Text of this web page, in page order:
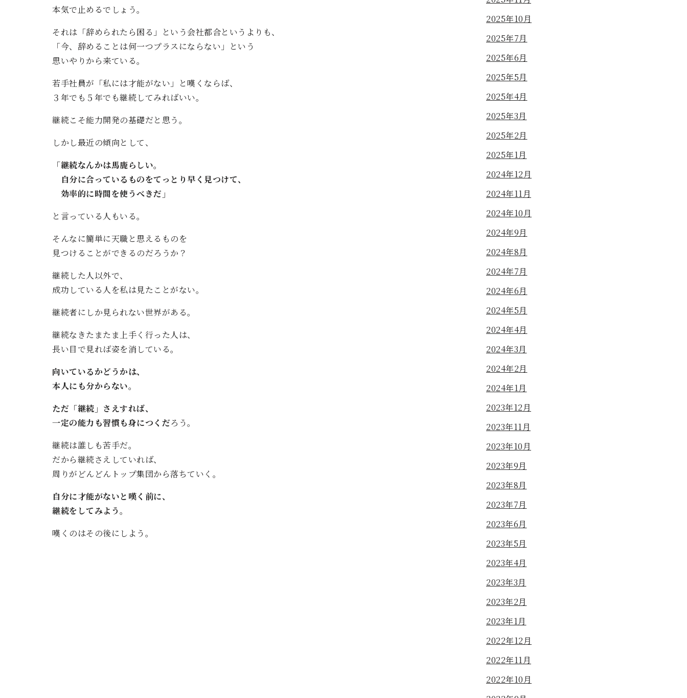
本気で止めるでしょう。
それは「辞められたら困る」という会社都合というよりも、
「今、辞めることは何一つプラスにならない」という
思いやりから来ている。
若手社員が「私には才能がない」と嘆くならば、
３年でも５年でも継続してみればいい。
継続こそ能力開発の基礎だと思う。
しかし最近の傾向として、
「継続なんかは馬鹿らしい。
自分に合っているものをてっとり早く見つけて、
効率的に時間を使うべきだ」
と言っている人もいる。
そんなに簡単に天職と思えるものを
見つけることができるのだろうか？
継続した人以外で、
成功している人を私は見たことがない。
継続者にしか見られない世界がある。
継続なきたまたま上手く行った人は、
長い目で見れば姿を消している。
向いているかどうかは、
本人にも分からない。
ただ「継続」さえすれば、
一定の能力も習慣も身につくだろう。
継続は誰しも苦手だ。
だから継続さえしていれば、
周りがどんどんトップ集団から落ちていく。
自分に才能がないと嘆く前に、
継続をしてみよう。
嘆くのはその後にしよう。
2025年10月
2025年7月
2025年6月
2025年5月
2025年4月
2025年3月
2025年2月
2025年1月
2024年12月
2024年11月
2024年10月
2024年9月
2024年8月
2024年7月
2024年6月
2024年5月
2024年4月
2024年3月
2024年2月
2024年1月
2023年12月
2023年11月
2023年10月
2023年9月
2023年8月
2023年7月
2023年6月
2023年5月
2023年4月
2023年3月
2023年2月
2023年1月
2022年12月
2022年11月
2022年10月